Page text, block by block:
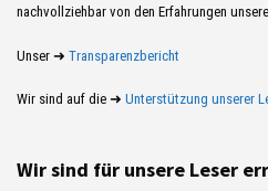
nachvollziehbar von den Erfahrungen
Unser ➜ Transparenzbericht
Wir sind auf die ➜ Unterstützung unserer
Wir sind für unsere Leser